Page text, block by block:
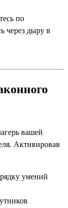
по
через дыру в
вашей
Активировав
умений